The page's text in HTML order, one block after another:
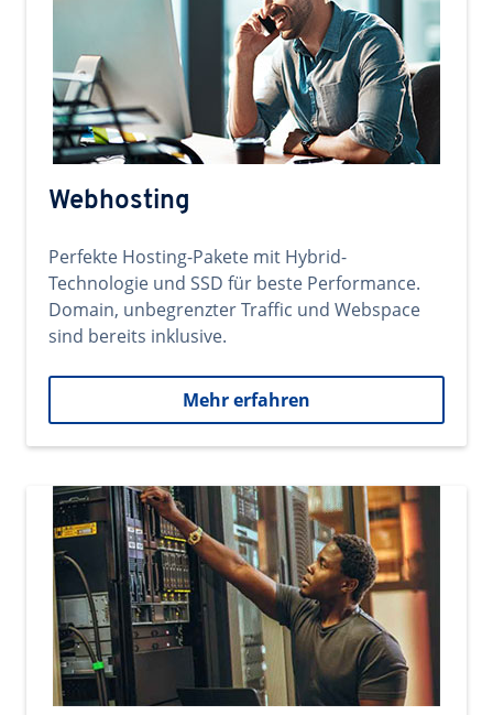
Webhosting
Perfekte Hosting-Pakete mit Hybrid-
Technologie und SSD für beste Performance.
Domain, unbegrenzter Traffic und Webspace
sind bereits inklusive.
Mehr erfahren